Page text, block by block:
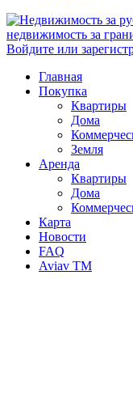
Войдите или
Главная
Покупка
Квартиры
Дома
Земля
Аренда
Квартиры
Дома
Карта
Новости
FAQ
Aviav TM